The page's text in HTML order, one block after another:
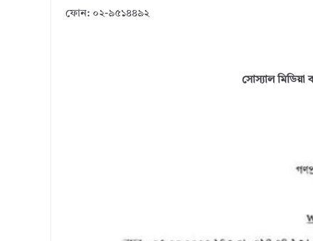
ফোন: ০২-৯৫১৪৪৯২
সোস্যাল মিডিয়া